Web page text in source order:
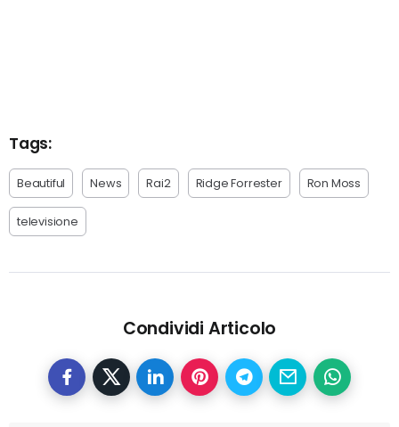
Tags:
Beautiful News Rai2 Ridge Forrester Ron Moss
televisione
Condividi Articolo